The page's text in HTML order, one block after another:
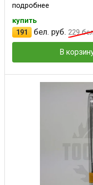
подробнее
купить
191
бел. руб. 229
В